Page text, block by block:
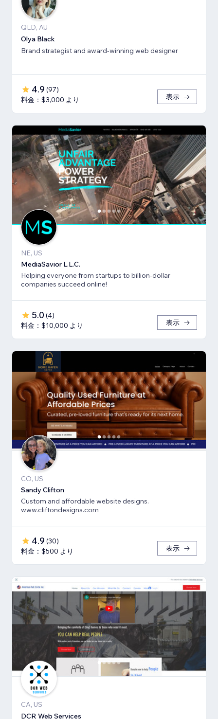
QLD, AU
Olya Black
Brand strategist and award-winning web designer
4.9 (97)
料金：$3,000 より
表示
NE, US
MediaSavior L.L.C.
Helping everyone from startups to billion-dollar
companies succeed online!
5.0 (4)
料金：$10,000 より
表示
CO, US
Sandy Clifton
Custom and affordable website designs.
www.cliftondesigns.com
4.9 (30)
料金：$500 より
表示
CA, US
DCR Web Services